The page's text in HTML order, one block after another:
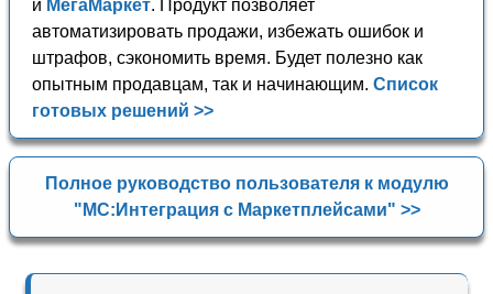
и МегаМаркет. Продукт позволяет
автоматизировать продажи, избежать ошибок и
штрафов, сэкономить время. Будет полезно как
опытным продавцам, так и начинающим. Список
готовых решений >>
Полное руководство пользователя к модулю
"МС:Интеграция с Маркетплейсами" >>